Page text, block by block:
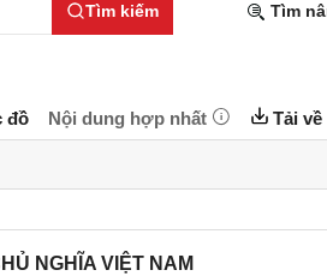
Tìm kiếm Tìm
đồ Nội dung hợp nhất Tải về
NGHĨA VIỆT NAM